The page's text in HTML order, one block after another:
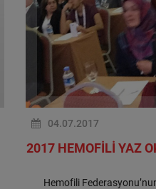
04.07.2017
2017 HEMOFİLİ YAZ
Hemofili